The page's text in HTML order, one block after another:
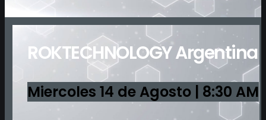
ROKTECHNOLOGY Argentina
Miercoles 14 de Agosto | 8:30 AM